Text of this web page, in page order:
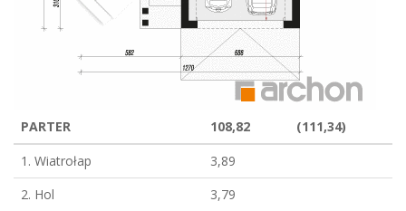
PARTER 108,82
(111,34)
1. Wiatrołap
3,89
2. Hol
3,79